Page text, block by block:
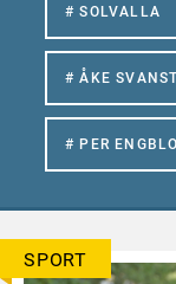
# SOLVALLA
# ÅKE
# PER
SPORT